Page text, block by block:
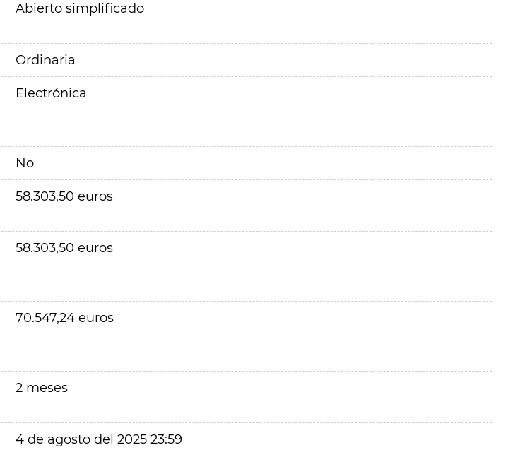
Abierto simplificado
Ordinaria
Electrónica
No
58.303,50 euros
58.303,50 euros
70.547,24 euros
2 meses
4 de agosto del 2025 23:59